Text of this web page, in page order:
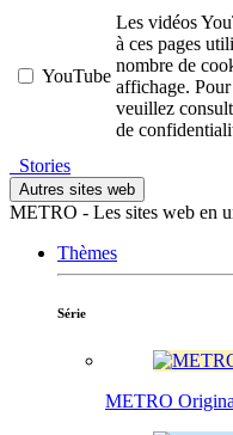
YouTube
Les vidéos
à ces pages
nombre de
affichage.
veuillez
de
Stories
Autres sites web
METRO - Les sites web en
Thèmes
Série
METRO